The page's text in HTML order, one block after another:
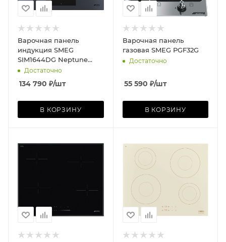
Варочная панель
индукция SMEG
SIM1644DG Neptune
GreyДостаточно
134 790 ₽/шт
В КОРЗИНУ
Варочная панель
газовая SMEG PGF32G
Достаточно
55 590 ₽/шт
В КОРЗИНУ